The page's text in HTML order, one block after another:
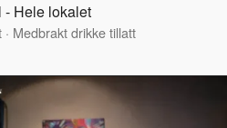
- Hele lokalet
· Medbrakt drikke tillatt